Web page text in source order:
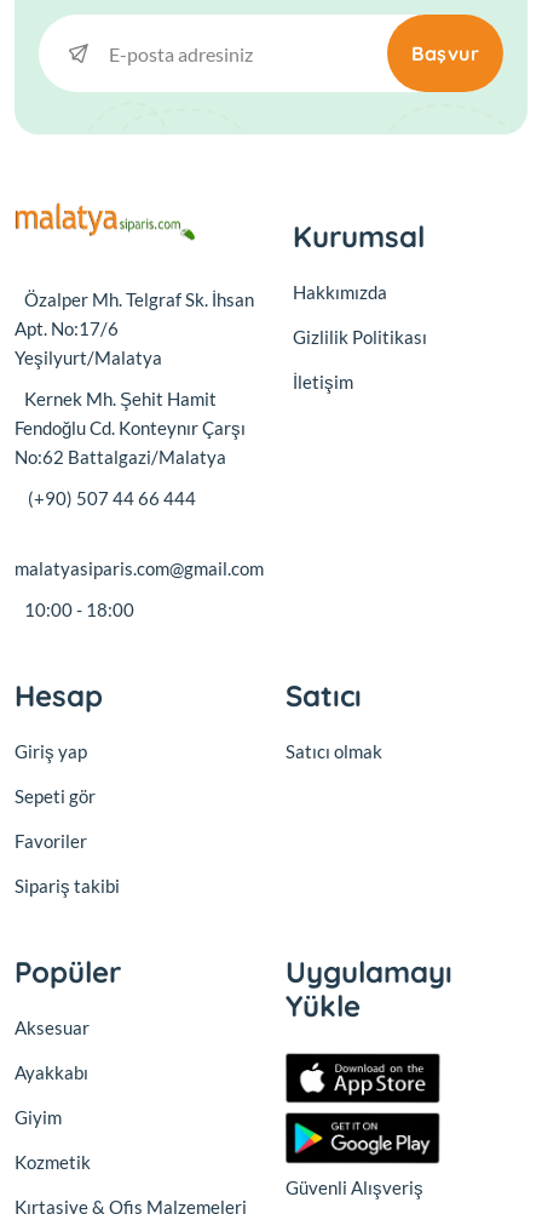
Başvur
Özalper Mh. Telgraf Sk. İhsan
Apt. No:17/6
Yeşilyurt/Malatya
Kernek Mh. Şehit Hamit
Fendoğlu Cd. Konteynır Çarşı
No:62 Battalgazi/Malatya
(+90) 507 44 66 444
malatyasiparis.com@gmail.com
10:00 - 18:00
Kurumsal
Hakkımızda
Gizlilik Politikası
İletişim
Hesap
Giriş yap
Sepeti gör
Favoriler
Sipariş takibi
Satıcı
Satıcı olmak
Popüler
Aksesuar
Ayakkabı
Giyim
Kozmetik
Kırtasiye & Ofis Malzemeleri
Uygulamayı
Yükle
Güvenli Alışveriş